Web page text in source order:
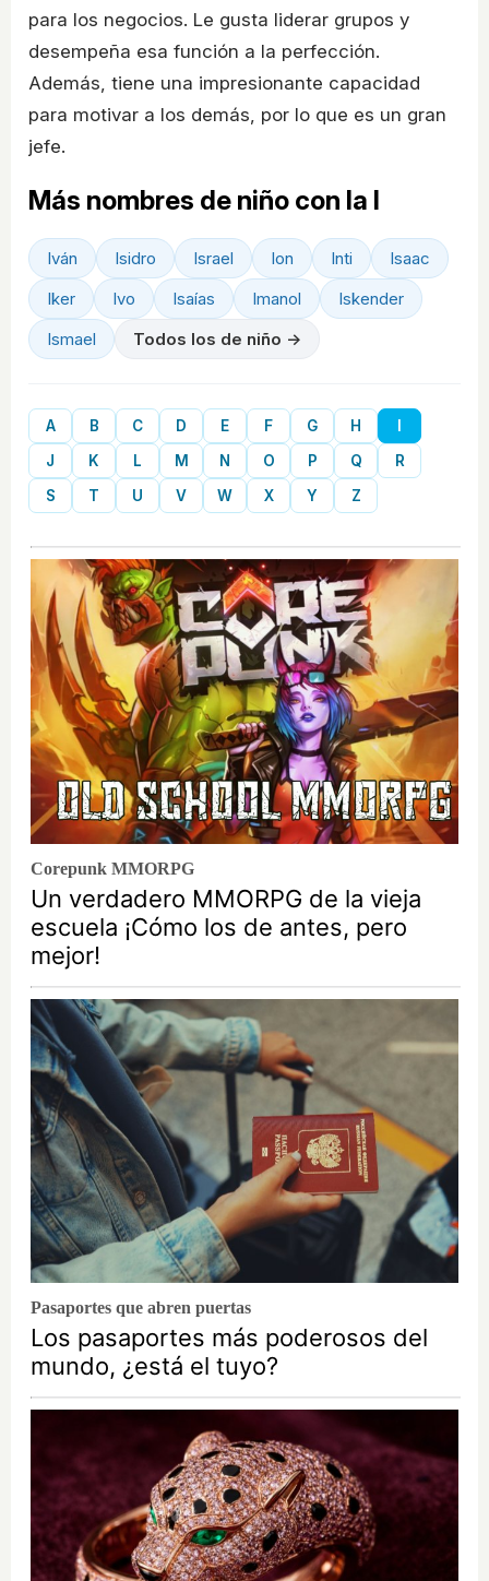
para los negocios. Le gusta liderar grupos y
desempeña esa función a la perfección.
Además, tiene una impresionante capacidad
para motivar a los demás, por lo que es un gran
jefe.
Más nombres de niño con la I
Iván Isidro Israel Ion Inti
Isaac
Iker
Ivo Isaías Imanol
Iskender
Ismael
Todos los de niño →
A B C D E F G H
J
K L M N O P Q
R
S
T U V W X Y Z
Corepunk MMORPG
Un verdadero MMORPG de la vieja
escuela ¡Cómo los de antes, pero
mejor!
Pasaportes que abren puertas
Los pasaportes más poderosos del
mundo, ¿está el tuyo?